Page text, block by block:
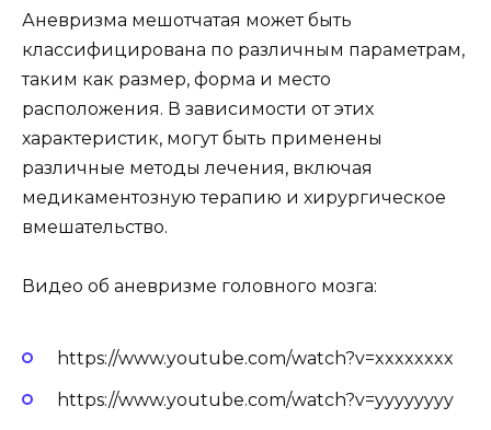
Аневризма мешотчатая может быть
классифицирована по различным параметрам,
таким как размер, форма и место
расположения. В зависимости от этих
характеристик, могут быть применены
различные методы лечения, включая
медикаментозную терапию и хирургическое
вмешательство.
Видео об аневризме головного мозга:
https://www.youtube.com/watch?v=xxxxxxxx
https://www.youtube.com/watch?v=yyyyyyyy